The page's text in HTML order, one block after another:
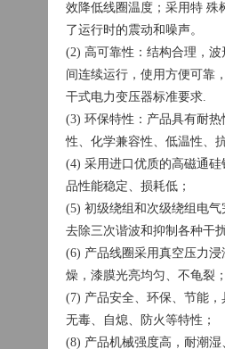
效降低线圈温度；采用特 殊
了运行时的震动和噪声。
(2) 高可靠性：结构合理，
间连续运行，使用方便可靠
干式电力变压器标准要求.
(3) 环保特性：产品具有耐
性、化学兼容性、低温性、
(4) 采用进口优质的高磁通
品性能稳定、损耗低；
(5) 初级绕组和次级绕组电
去除三次谐波和抑制各种干扰
(6) 产品线圈采用真空压力
燥，漆膜光亮均匀、不龟裂；
(7) 产品安全、环保、节能，
无毒、自熄、防火等特性；
(8) 产品机械强度高，耐潮湿